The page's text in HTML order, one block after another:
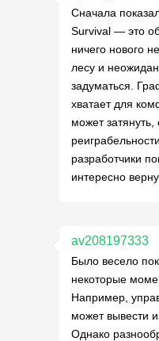
Сначала
Survival — это
ничего нового
лесу и
задуматься.
хватает для
может
разработчики
интересно
av208197333
Было весело
некоторые
Например,
может вывести
Однако